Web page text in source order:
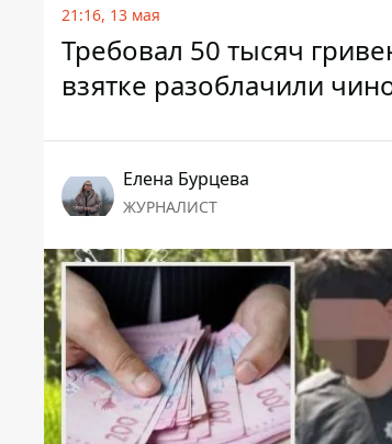
21:16, 13 мая
Требовал 50 тысяч
взятке разоблачили
Елена Бурцева
ЖУРНАЛИСТ